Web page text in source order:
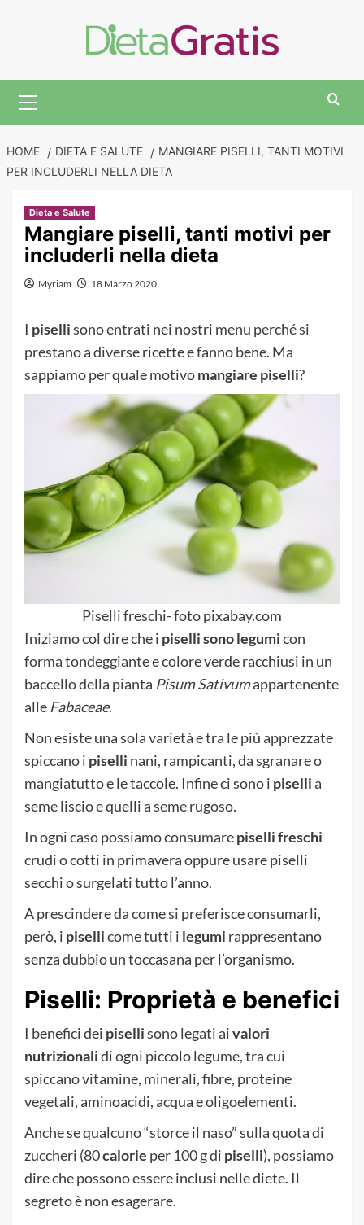
Menu
HOME DIETA E SALUTE
MANGIARE PISELLI, TANTI MOTIVI
PER INCLUDERLI NELLA DIETA
Dieta e Salute
Mangiare piselli, tanti motivi per
includerli nella dieta
Myriam 18 Marzo 2020
I pisellisono entrati nei nostri menu perché si
prestano a diverse ricette e fanno bene. Ma
sappiamo per quale motivomangiare piselli?
Piselli freschi- foto pixabay.com
Iniziamo col dire che i piselli sono legumicon
forma tondeggiante e colore verde racchiusi in un
baccello della pianta Pisum Sativumappartenente
alle Fabaceae.
Non esiste una sola varietà e tra le più apprezzate
spiccano i piselli nani, rampicanti, da sgranare o
mangiatutto e le taccole. Infine ci sono i pisellia
seme liscio e quelli a seme rugoso.
In ogni caso possiamo consumarepiselli freschi
crudi o cotti in primavera oppure usare piselli
secchi o surgelati tutto l’anno.
A prescindere da come si preferisce consumarli,
però, i pisellicome tutti i legumi rappresentano
senza dubbio un toccasana per l’organismo.
Piselli: Proprietà e benefici
I benefici dei pisellisono legati aivalori
nutrizionalidi ogni piccolo legume, tra cui
spiccano vitamine, minerali, fibre, proteine
vegetali, aminoacidi, acqua e oligoelementi.
Anche se qualcuno “storce il naso” sulla quota di
zuccheri (80calorie per 100 g di piselli), possiamo
dire che possono essere inclusi nelle diete. Il
segreto è non esagerare.